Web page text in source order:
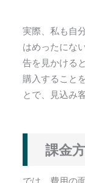
実際、私も自
はめったにな
告を見かける
購入すること
とで、見込み
課金